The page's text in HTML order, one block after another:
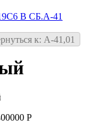
В СБ.А-41
к: А-41,01
Р